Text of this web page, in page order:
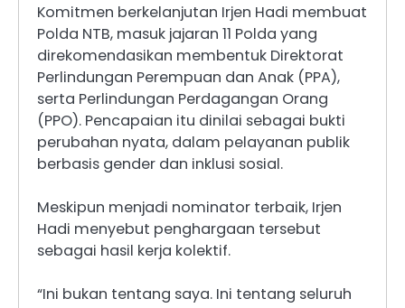
Komitmen berkelanjutan Irjen Hadi membuat
Polda NTB, masuk jajaran 11 Polda yang
direkomendasikan membentuk Direktorat
Perlindungan Perempuan dan Anak (PPA),
serta Perlindungan Perdagangan Orang
(PPO). Pencapaian itu dinilai sebagai bukti
perubahan nyata, dalam pelayanan publik
berbasis gender dan inklusi sosial.
Meskipun menjadi nominator terbaik, Irjen
Hadi menyebut penghargaan tersebut
sebagai hasil kerja kolektif.
“Ini bukan tentang saya. Ini tentang seluruh